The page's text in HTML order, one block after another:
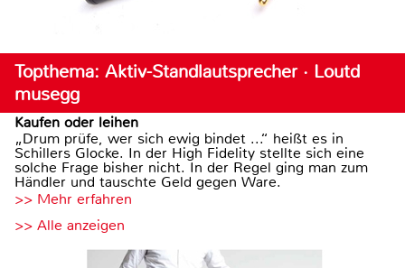
Topthema: Aktiv-Standlautsprecher · Loutd
musegg
Kaufen oder leihen
„Drum prüfe, wer sich ewig bindet ...“ heißt es in
Schillers Glocke. In der High Fidelity stellte sich eine
solche Frage bisher nicht. In der Regel ging man zum
Händler und tauschte Geld gegen Ware.
>> Mehr erfahren
>> Alle anzeigen